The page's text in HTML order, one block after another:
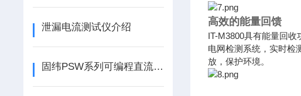
泄漏电流测试仪介绍
固纬PSW系列可编程直流电源的用途及基本原理
高效的能量回馈
IT-M3800具有能量回收
电网检测系统，实时检
放，保护环境。